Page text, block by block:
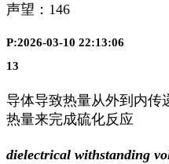
声望： 146
P:2026-03-10 22:13:06
13
导体导致热量从外到内传
热量来完成硫化反应
dielectrical withstanding